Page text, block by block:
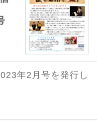
年2月号を発行し